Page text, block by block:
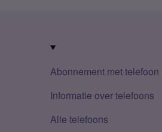
Abonnement met telefoon
Informatie over telefoons
Alle telefoons